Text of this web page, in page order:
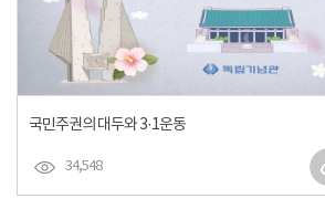
국민주권의 대두와 3·1운동
34,548